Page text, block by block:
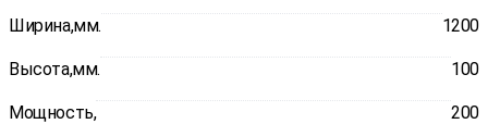
Ширина,мм. 1200
Высота,мм. 100
Мощность,
200